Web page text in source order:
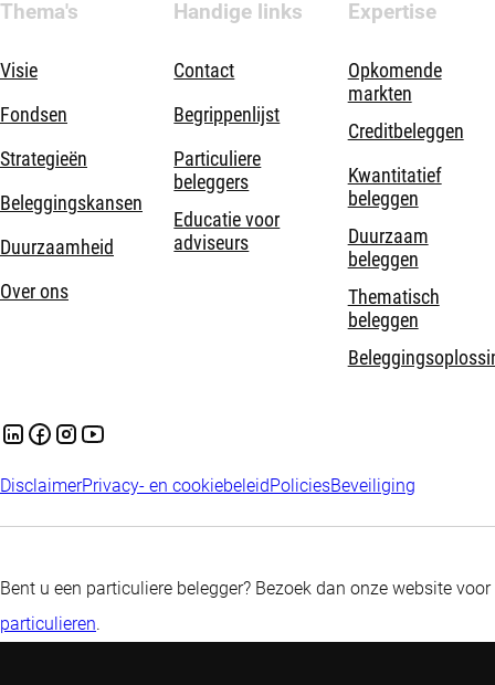
Thema's
Visie
Fondsen
Strategieën
Beleggingskansen
Duurzaamheid
Over ons
Handige links
Contact
Begrippenlijst
Particuliere
beleggers
Educatie voor
adviseurs
Expertise
Opkomende
markten
Creditbeleggen
Kwantitatief
beleggen
Duurzaam
beleggen
Thematisch
beleggen
DisclaimerPrivacy- en cookiebeleidPoliciesBeveiliging
Bent u een particuliere belegger? Bezoek dan onze website voor
particulieren.